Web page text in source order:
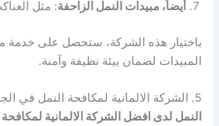
أيضاً، مبيدات النمل الزاحفة: مثل
باختيار هذه الشركة، ستحصل على خدمة
المبيدات لضمان بيئة نظيفة وآمنة.
5. الشركة الالمانية لمكافحة النمل في الجيزة |
النمل لدى افضل الشركة الالمانية